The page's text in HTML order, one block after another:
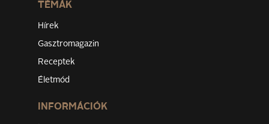
TÉMÁK
Hírek
Gasztromagazin
Receptek
Életmód
INFORMÁCIÓK